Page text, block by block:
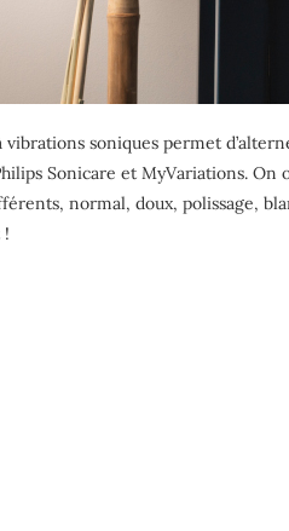
soniques permet
Sonicare et MyVariations.
normal, doux, polissage,
!